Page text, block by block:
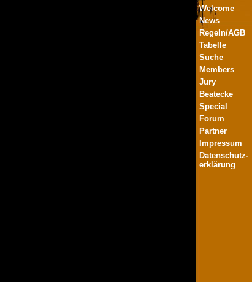
Welcome
News
Regeln/AGB
Tabelle
Suche
Members
Jury
Beatecke
Special
Forum
Partner
Impressum
Datenschutz-
erklärung